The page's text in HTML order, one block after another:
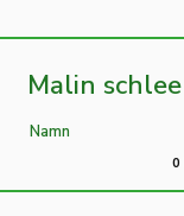
Malin schlee
Namn
0